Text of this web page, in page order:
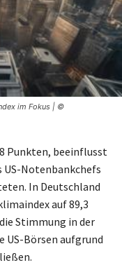
im Fokus | ©
Punkten, beeinflusst
US-Notenbankchefs
In Deutschland
auf 89,3
Stimmung in der
US-Börsen aufgrund